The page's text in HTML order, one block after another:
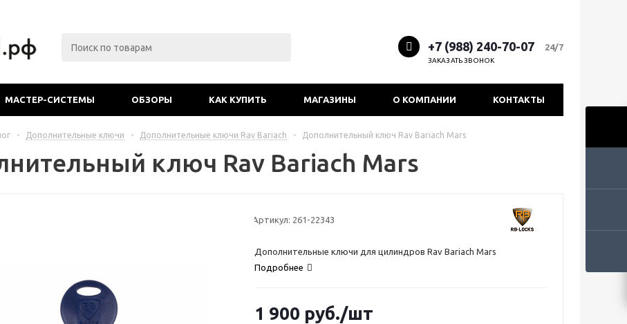
+7 (988) 240-70-07 24/7
ЗАКАЗАТЬ ЗВОНОК
МАСТЕР-СИСТЕМЫ ОБЗОРЫ КАК КУПИТЬ МАГАЗИНЫ О КОМПАНИИ КОНТАКТЫ
- Дополнительные ключи - Дополнительные ключи Rav Bariach - Дополнительный ключ Rav Bariach Mars
ключ Rav Bariach Mars
Артикул: 261-22343
Дополнительные ключи для цилиндров Rav Bariach Mars
Подробнее
1 900 руб./шт